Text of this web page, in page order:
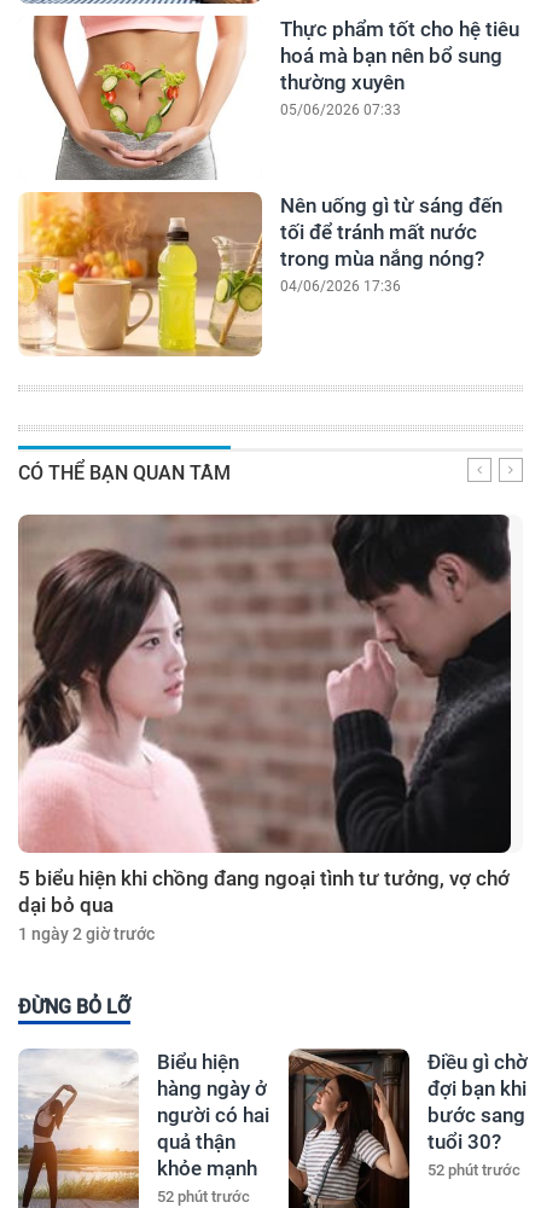
Thực phẩm tốt cho hệ tiêu
hoá mà bạn nên bổ sung
thường xuyên
05/06/2026 07:33
Nên uống gì từ sáng đến
tối để tránh mất nước
trong mùa nắng nóng?
04/06/2026 17:36
CÓ THỂ BẠN QUAN TÂM
5 biểu hiện khi chồng đang ngoại tình tư tưởng, vợ chớ
dại bỏ qua
1 ngày 2 giờ trước
ĐỪNG BỎ LỠ
Biểu hiện
hàng ngày ở
người có hai
quả thận
khỏe mạnh
52 phút trước
Điều gì chờ
đợi bạn khi
bước sang
tuổi 30?
52 phút trước